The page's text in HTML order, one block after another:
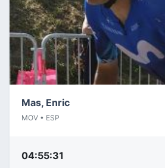
Mas, Enric
MOV • ESP
04:55:31